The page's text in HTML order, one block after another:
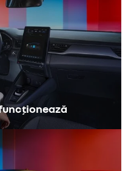
vehiculele noastre Eco-G sunt
că GPL-ul poate fi utilizat